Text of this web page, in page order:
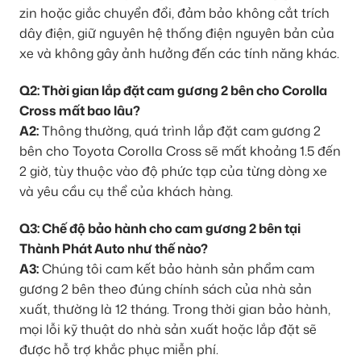
zin hoặc giắc chuyển đổi, đảm bảo không cắt trích
dây điện, giữ nguyên hệ thống điện nguyên bản của
xe và không gây ảnh hưởng đến các tính năng khác.
Q2: Thời gian lắp đặt cam gương 2 bên cho Corolla
Cross mất bao lâu?
A2:Thông thường, quá trình lắp đặt cam gương 2
bên cho Toyota Corolla Cross sẽ mất khoảng 1.5 đến
2 giờ, tùy thuộc vào độ phức tạp của từng dòng xe
và yêu cầu cụ thể của khách hàng.
Q3: Chế độ bảo hành cho cam gương 2 bên tại
Thành Phát Auto như thế nào?
A3:Chúng tôi cam kết bảo hành sản phẩm cam
gương 2 bên theo đúng chính sách của nhà sản
xuất, thường là 12 tháng. Trong thời gian bảo hành,
mọi lỗi kỹ thuật do nhà sản xuất hoặc lắp đặt sẽ
được hỗ trợ khắc phục miễn phí.